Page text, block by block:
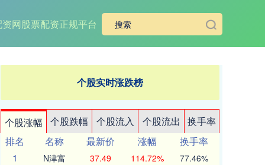
网股票配资正规平台
个股实时涨跌榜
个股涨幅 个股跌幅 个股流入 个股流出
换手率
排名
名称 最新价 涨幅
换手率
1
N津富 37.49 114.72% 77.46%